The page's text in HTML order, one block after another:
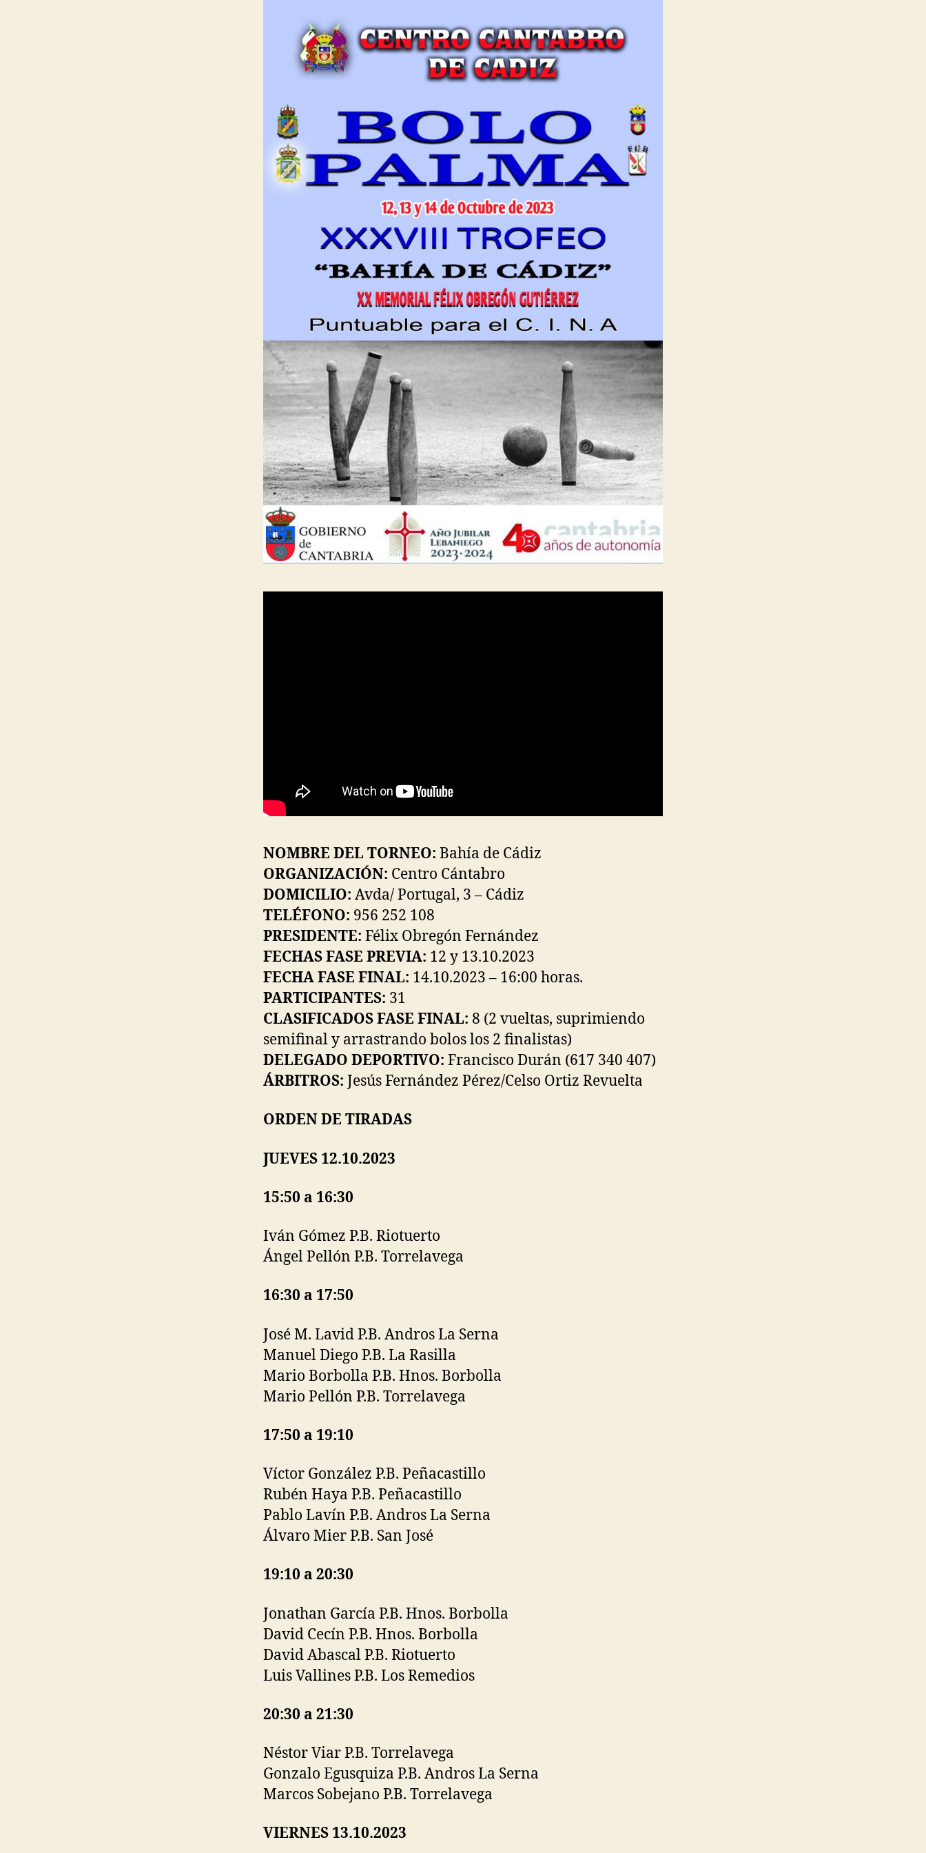
NOMBRE DEL TORNEO: Bahía de Cádiz
ORGANIZACIÓN: Centro Cántabro
DOMICILIO: Avda/ Portugal, 3 – Cádiz
TELÉFONO: 956 252 108
PRESIDENTE: Félix Obregón Fernández
FECHAS FASE PREVIA: 12 y 13.10.2023
FECHA FASE FINAL: 14.10.2023 – 16:00 horas.
PARTICIPANTES: 31
CLASIFICADOS FASE FINAL: 8 (2 vueltas, suprimiendo
semifinal y arrastrando bolos los 2 finalistas)
DELEGADO DEPORTIVO: Francisco Durán (617 340 407)
ÁRBITROS: Jesús Fernández Pérez/Celso Ortiz Revuelta
ORDEN DE TIRADAS
JUEVES 12.10.2023
15:50 a 16:30
Iván Gómez P.B. Riotuerto
Ángel Pellón P.B. Torrelavega
16:30 a 17:50
José M. Lavid P.B. Andros La Serna
Manuel Diego P.B. La Rasilla
Mario Borbolla P.B. Hnos. Borbolla
Mario Pellón P.B. Torrelavega
17:50 a 19:10
Víctor González P.B. Peñacastillo
Rubén Haya P.B. Peñacastillo
Pablo Lavín P.B. Andros La Serna
Álvaro Mier P.B. San José
19:10 a 20:30
Jonathan García P.B. Hnos. Borbolla
David Cecín P.B. Hnos. Borbolla
David Abascal P.B. Riotuerto
Luis Vallines P.B. Los Remedios
20:30 a 21:30
Néstor Viar P.B. Torrelavega
Gonzalo Egusquiza P.B. Andros La Serna
Marcos Sobejano P.B. Torrelavega
VIERNES 13.10.2023